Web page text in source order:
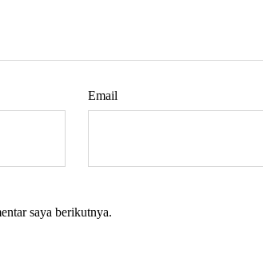
Email
saya berikutnya.